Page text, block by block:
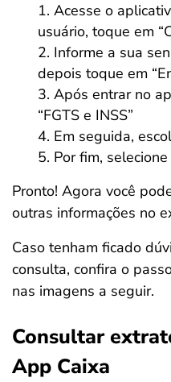
Acesse o
usuário, toque em
Informe a sua
depois toque em
Após entrar no
“FGTS e INSS”
Em seguida,
Por fim,
Pronto! Agora você
outras informações no
Caso tenham ficado
consulta, confira o
nas imagens a seguir.
Consultar
App Caixa